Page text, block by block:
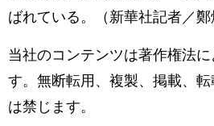
ばれている。（新華社記者／鄭
当社のコンテンツは著作権法
す。無断転用、複製、掲載、
は禁じます。